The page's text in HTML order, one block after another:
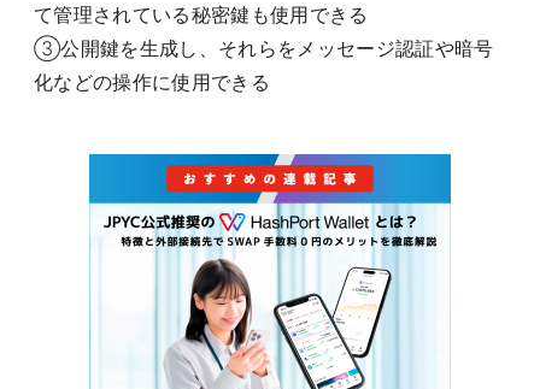
て管理されている秘密鍵も使用できる
③公開鍵を生成し、それらをメッセージ認証や暗号
化などの操作に使用できる